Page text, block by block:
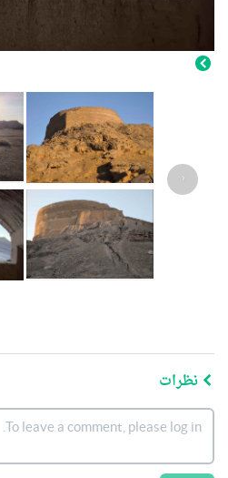
‹
نظرات